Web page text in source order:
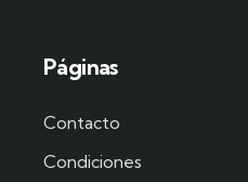
Páginas
Contacto
Condiciones